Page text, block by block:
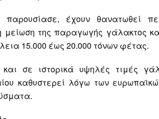
έχουν θανατωθεί
της παραγωγής γάλακτος
15.000 έως 20.000 τόνων φέτας.
σε ιστορικά υψηλές τιμές
καθυστερεί λόγω των